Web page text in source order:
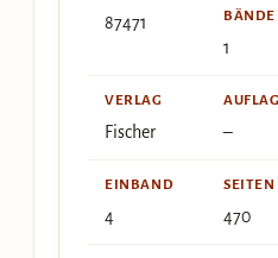
87471
BÄNDE
1
VERLAG
Fischer –
EINBAND
4
SEITEN
470